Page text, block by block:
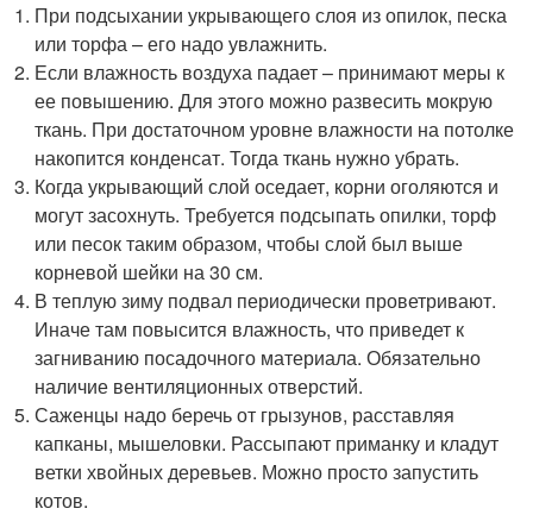
При подсыхании укрывающего слоя из опилок, песка
или торфа – его надо увлажнить.
Если влажность воздуха падает – принимают меры к
ее повышению. Для этого можно развесить мокрую
ткань. При достаточном уровне влажности на потолке
накопится конденсат. Тогда ткань нужно убрать.
Когда укрывающий слой оседает, корни оголяются и
могут засохнуть. Требуется подсыпать опилки, торф
или песок таким образом, чтобы слой был выше
корневой шейки на 30 см.
В теплую зиму подвал периодически проветривают.
Иначе там повысится влажность, что приведет к
загниванию посадочного материала. Обязательно
наличие вентиляционных отверстий.
Саженцы надо беречь от грызунов, расставляя
капканы, мышеловки. Рассыпают приманку и кладут
ветки хвойных деревьев. Можно просто запустить
котов.